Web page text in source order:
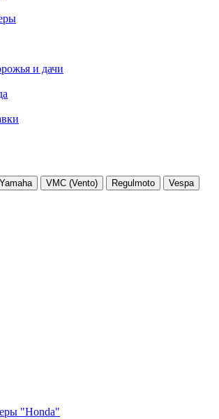
и дачи
Yamaha VMC (Vento) Regulmoto
Vespa
"Honda"